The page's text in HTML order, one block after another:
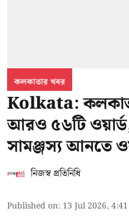
কলকাতার খবর
Kolkata:
আরও ৫৬টি
সামঞ্জস্য আনতে
নিজস্ব প্রতিনিধি
Published on: 13 Jul 2026,